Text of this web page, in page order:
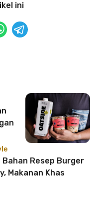
ini
Bahan Resep Burger
Makanan Khas